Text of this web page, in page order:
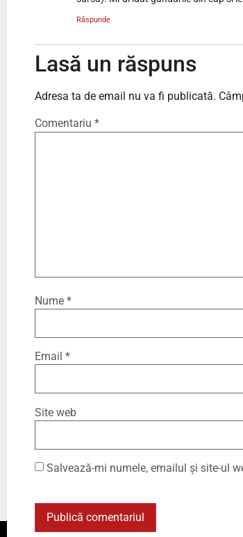
Răspunde
Lasă un răspuns
Adresa ta de email nu va fi publicată.
Comentariu *
Nume *
Email *
Site web
Salvează-mi numele, emailul și site-ul